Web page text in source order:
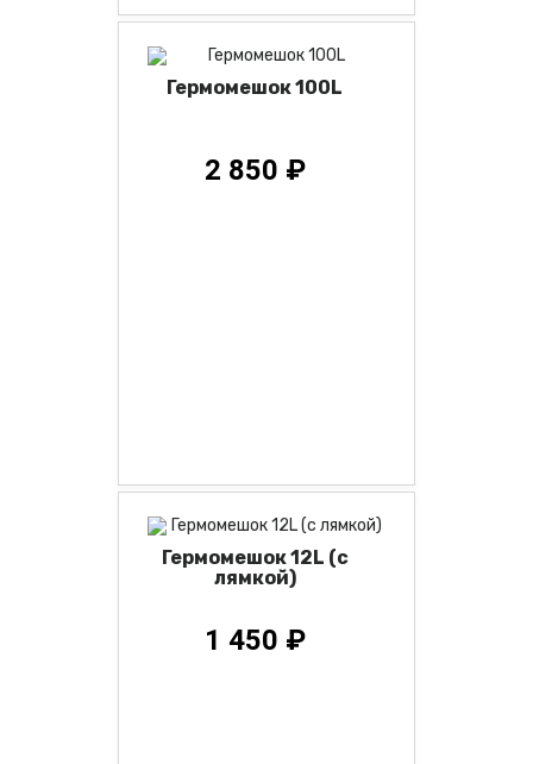
Гермомешок 100L
2 850 ₽
Гермомешок 12L (с
лямкой)
1 450 ₽